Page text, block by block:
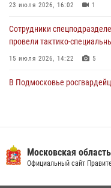
23 июля 2026, 16:02 1
Сотрудники
провели тактико-
15 июля 2026, 14:22 5
В Подмосковье
беспилотников в ДНР
22 июля 2026, 14:27
Московская область
Официальный сайт